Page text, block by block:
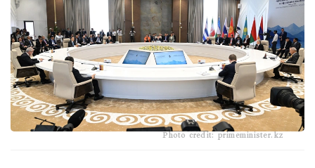
Photo credit: primeminister.kz